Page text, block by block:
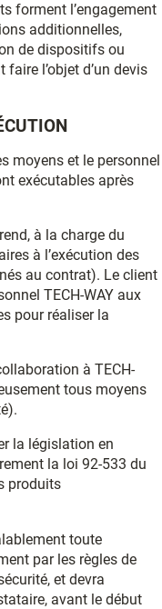
forment l’engagement
additionnelles,
de dispositifs ou
l’objet d’un devis
moyens et le personnel
exécutables après
à la charge du
à l’exécution des
au contrat). Le client
TECH-WAY aux
pour réaliser la
à TECH-
tous moyens
la législation en
la loi 92-533 du
produits
toute
par les règles de
et devra
avant le début